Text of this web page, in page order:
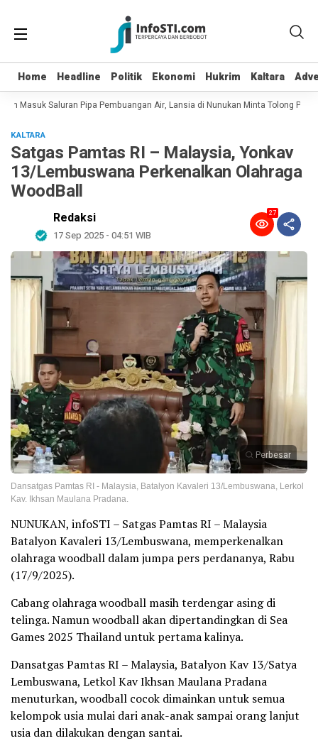
Home Headline Politik Ekonomi Hukrim Kaltara
Home Headline Politik Ekonomi Hukrim Kaltara
Masuk Saluran Pipa Pembuangan Air, Lansia di Nunukan Minta Tolong
KALTARA
Satgas Pamtas RI – Malaysia, Yonkav
13/Lembuswana Perkenalkan Olahraga
WoodBall
Redaksi
17 Sep 2025 - 04:51 WIB
27
Perbesar
Dansatgas Pamtas RI - Malaysia, Batalyon Kavaleri 13/Lembuswana, Lerkol
Kav. Ikhsan Maulana Pradana.
NUNUKAN, infoSTI – Satgas Pamtas RI – Malaysia
Batalyon Kavaleri 13/Lembuswana, memperkenalkan
olahraga woodball dalam jumpa pers perdananya, Rabu
(17/9/2025).
Cabang olahraga woodball masih terdengar asing di
telinga. Namun woodball akan dipertandingkan di Sea
Games 2025 Thailand untuk pertama kalinya.
Dansatgas Pamtas RI – Malaysia, Batalyon Kav 13/Satya
Lembuswana, Letkol Kav Ikhsan Maulana Pradana
menuturkan, woodball cocok dimainkan untuk semua
kelompok usia mulai dari anak-anak sampai orang lanjut
usia dan dilakukan dengan santai.